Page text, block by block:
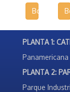
Botas
PLANTA 1:
PLANTA 2:
Parque